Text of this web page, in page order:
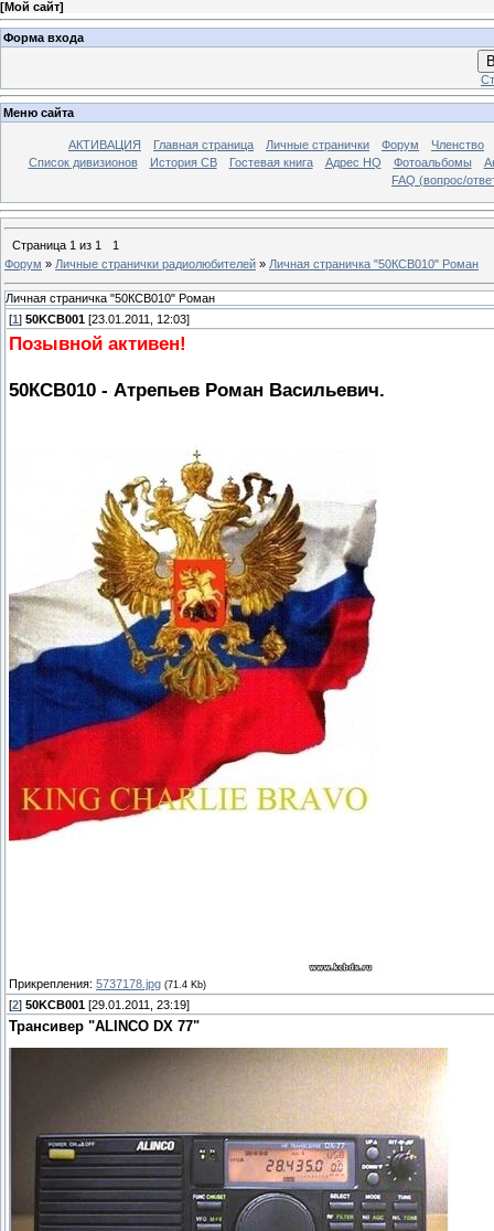
[Мой сайт]
Форма входа
Меню сайта
АКТИВАЦИЯ Главная страница Личные странички Форум
Членство
Список дивизионов
История СВ Гостевая книга Адрес HQ Фотоальбомы
FAQ (вопрос/
Страница 1 из 1
1
Форум » Личные странички радиолюбителей » Личная страничка "50КСВ010" Роман
Личная страничка "50КСВ010" Роман
[1 ] 50KCB001 [23.01.2011, 12:03]
Позывной активен!
50КСВ010 - Атрепьев Роман Васильевич.
Прикрепления: 5737178.jpg (71.4 Kb)
[2] 50KCB001 [29.01.2011, 23:19]
Трансивер "ALINCO DX 77"